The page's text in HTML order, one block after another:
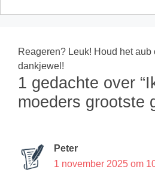
Reageren? Leuk! Houd het aub
dankjewel!
1 gedachte over
moeders grootste
Peter
1 november 2025 om